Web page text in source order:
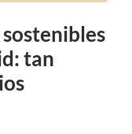
tan